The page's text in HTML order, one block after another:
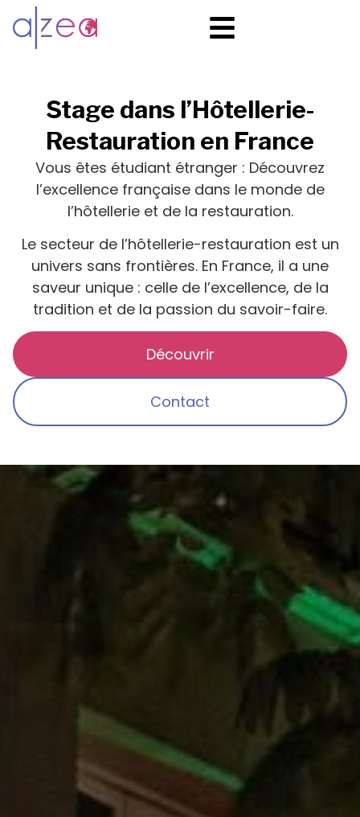
Stage dans l’Hôtellerie-
Restauration en France
Vous êtes étudiant étranger : Découvrez
l’excellence française dans le monde de
l’hôtellerie et de la restauration.
Le secteur de l’hôtellerie-restauration est un
univers sans frontières. En France, il a une
saveur unique : celle de l’excellence, de la
tradition et de la passion du savoir-faire.
Découvrir
Contact